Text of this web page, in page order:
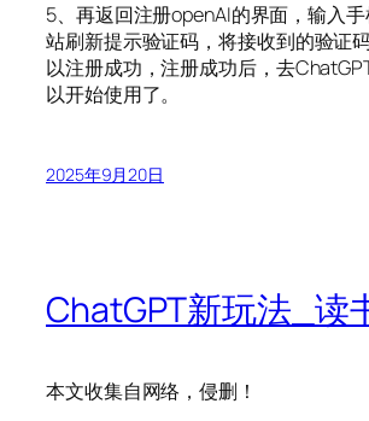
5、再返回注册openAI的界面，输入
站刷新提示验证码，将接收到的验证
以注册成功，注册成功后，去
以开始使用了。
2025年9月20日
ChatGPT新玩法_读
本文收集自网络，侵删！